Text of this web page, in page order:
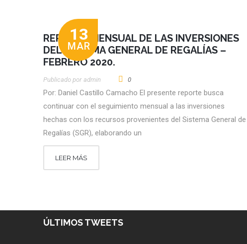
13
MAR
REPORTE MENSUAL DE LAS INVERSIONES
DEL SISTEMA GENERAL DE REGALÍAS –
FEBRERO 2020.
Publicado por Admin 0
Por: Daniel Castillo Camacho El presente reporte busca
continuar con el seguimiento mensual a las inversiones
hechas con los recursos provenientes del Sistema General de
Regalías (SGR), elaborando un
LEER MÁS
ÚLTIMOS TWEETS